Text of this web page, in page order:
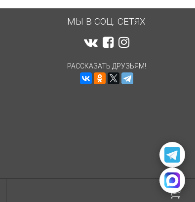
МЫ В СОЦ. СЕТЯХ
РАССКАЗАТЬ ДРУЗЬЯМ!